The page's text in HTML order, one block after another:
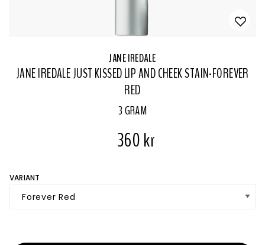
JANE IREDALE
JANE IREDALE JUST KISSED LIP AND CHEEK STAIN-FOREVER
RED
3 GRAM
360 kr
VARIANT